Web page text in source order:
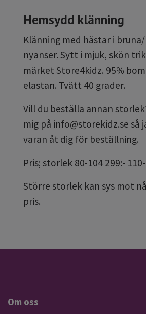
Hemsydd klänning
Klänning med hästar i
nyanser. Sytt i mjuk, skön
märket Store4kidz. 95%
elastan. Tvätt 40 grader.
Vill du beställa annan
mig på info@storekidz.se så
varan åt dig för beställning.
Pris; storlek 80-104 299:-
Större storlek kan sys mot
pris.
Om oss